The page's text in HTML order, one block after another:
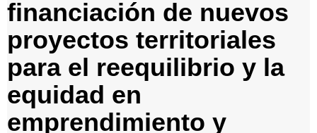
financiación de nuevos
proyectos territoriales
para el reequilibrio y la
equidad en
emprendimiento y